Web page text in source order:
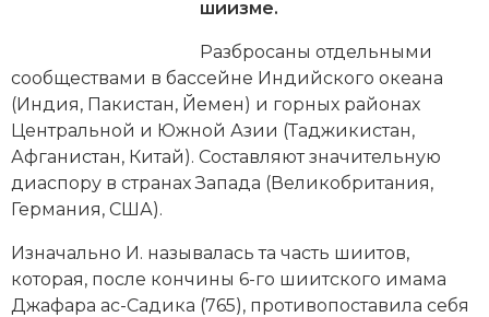
Генеалогия, геральдика
Государство и право
Европа
Империи
Историческая география и топонимика
История материальной и духовной культуры
История международных отношений
шиизме.
Разбросаны отдельными
сообществами в бассейне Индийского океана
(Индия, Пакистан, Йемен) и горных районах
Центральной и Южной Азии (Таджикистан,
Афганистан, Китай). Составляют значительную
диаспору в странах Запада (Великобритания,
Германия, США).
Изначально И. называлась та часть шиитов,
которая, после кончины 6-го шиитского имама
Джафара ас-Садика (765), противопоставила себя